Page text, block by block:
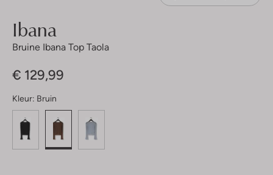
Ibana
Bruine Ibana Top Taola
€ 129,99
Kleur: Bruin